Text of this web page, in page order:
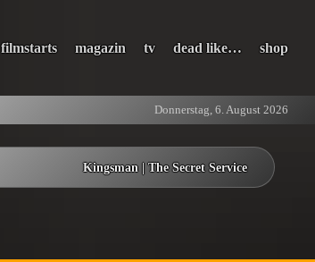
filmstarts magazin tv dead like… shop
Donnerstag, 6. August 2026
Kingsman | The Secret Service